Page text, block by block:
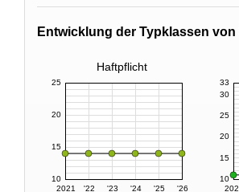
Entwicklung der Typklassen von
Haftpflicht
2021 '22 '23 '24 '25 '26
10
15
20
25
10
15
20
25
30
33